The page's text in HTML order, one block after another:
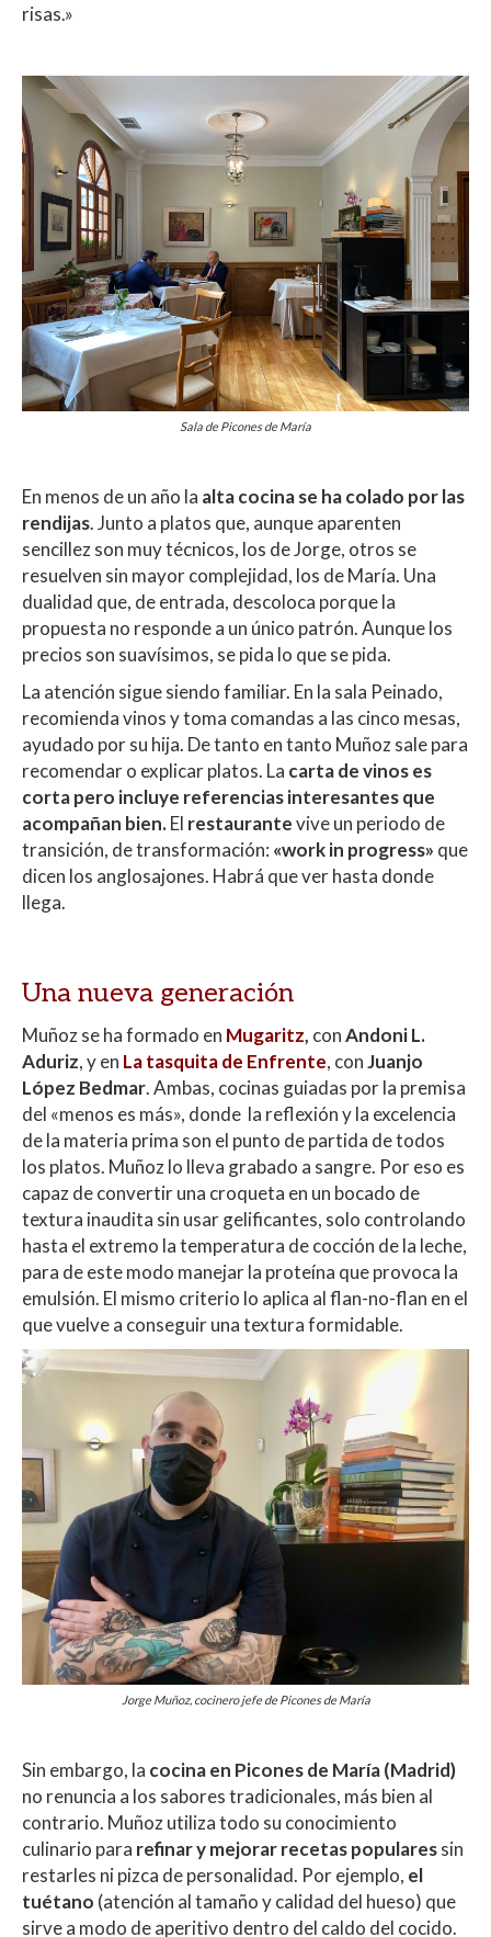
risas.»
Sala de Picones de María
En menos de un año la alta cocina se ha colado por las
rendijas. Junto a platos que, aunque aparenten
sencillez son muy técnicos, los de Jorge, otros se
resuelven sin mayor complejidad, los de María. Una
dualidad que, de entrada, descoloca porque la
propuesta no responde a un único patrón. Aunque los
precios son suavísimos, se pida lo que se pida.
La atención sigue siendo familiar. En la sala Peinado,
recomienda vinos y toma comandas a las cinco mesas,
ayudado por su hija. De tanto en tanto Muñoz sale para
recomendar o explicar platos. La carta de vinos es
corta pero incluye referencias interesantes que
acompañan bien.El restaurantevive un periodo de
transición, de transformación: «work in progress» que
dicen los anglosajones. Habrá que ver hasta donde
llega.
Una nueva generación
Muñoz se ha formado en Mugaritz, conAndoni L.
Aduriz, y en La tasquita de Enfrente, conJuanjo
López Bedmar. Ambas, cocinas guiadas por la premisa
del «menos es más», donde la reflexión y la excelencia
de la materia prima son el punto de partida de todos
los platos. Muñoz lo lleva grabado a sangre. Por eso es
capaz de convertir una croqueta en un bocado de
textura inaudita sin usar gelificantes, solo controlando
hasta el extremo la temperatura de cocción de la leche,
para de este modo manejar la proteína que provoca la
emulsión. El mismo criterio lo aplica al flan-no-flan en el
que vuelve a conseguir una textura formidable.
Jorge Muñoz, cocinero jefe de Picones de María
Sin embargo, la cocina en Picones de María (Madrid)
no renuncia a los sabores tradicionales, más bien al
contrario. Muñoz utiliza todo su conocimiento
culinario para refinar y mejorar recetas popularessin
restarles ni pizca de personalidad. Por ejemplo, el
tuétano (atención al tamaño y calidad del hueso) que
sirve a modo de aperitivo dentro del caldo del cocido.